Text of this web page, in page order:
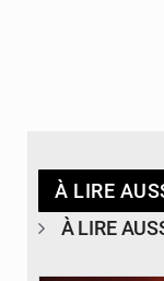
À LIRE
À LIRE